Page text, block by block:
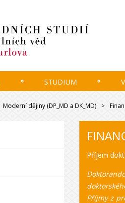
STUDIUM
Moderní dějiny (DP_MD a DK_MD)
Příjem
Příjmy z